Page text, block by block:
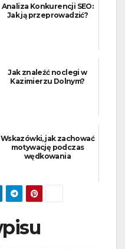
Analiza Konkurencji SEO:
Jak ją przeprowadzić?
Jak znaleźć noclegi w
Kazimierzu Dolnym?
Wskazówki, jak zachować
motywację podczas
wędkowania